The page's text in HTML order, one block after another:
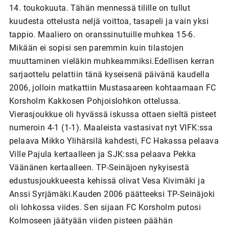
14. toukokuuta. Tähän mennessä tilille on tullut
kuudesta ottelusta neljä voittoa, tasapeli ja vain yksi
tappio. Maaliero on oranssinutuille muhkea 15-6.
Mikään ei sopisi sen paremmin kuin tilastojen
muuttaminen vieläkin muhkeammiksi.Edellisen kerran
sarjaottelu pelattiin tänä kyseisenä päivänä kaudella
2006, jolloin matkattiin Mustasaareen kohtaamaan FC
Korsholm Kakkosen Pohjoislohkon ottelussa.
Vierasjoukkue oli hyvässä iskussa ottaen sieltä pisteet
numeroin 4-1 (1-1). Maaleista vastasivat nyt VIFK:ssa
pelaava Mikko Ylihärsilä kahdesti, FC Hakassa pelaava
Ville Pajula kertaalleen ja SJK:ssa pelaava Pekka
Väänänen kertaalleen. TP-Seinäjoen nykyisestä
edustusjoukkueesta kehissä olivat Vesa Kivimäki ja
Anssi Syrjämäki.Kauden 2006 päätteeksi TP-Seinäjoki
oli lohkossa viides. Sen sijaan FC Korsholm putosi
Kolmoseen jäätyään viiden pisteen päähän